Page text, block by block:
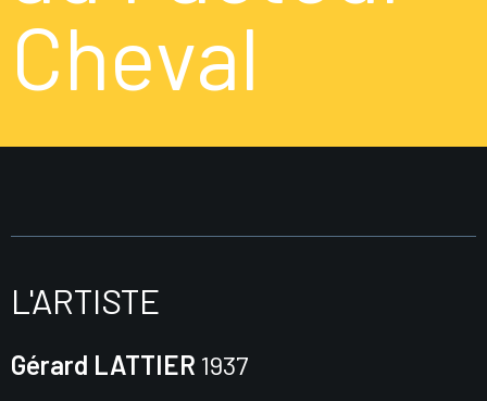
Cheval
L'ARTISTE
Gérard LATTIER 1937